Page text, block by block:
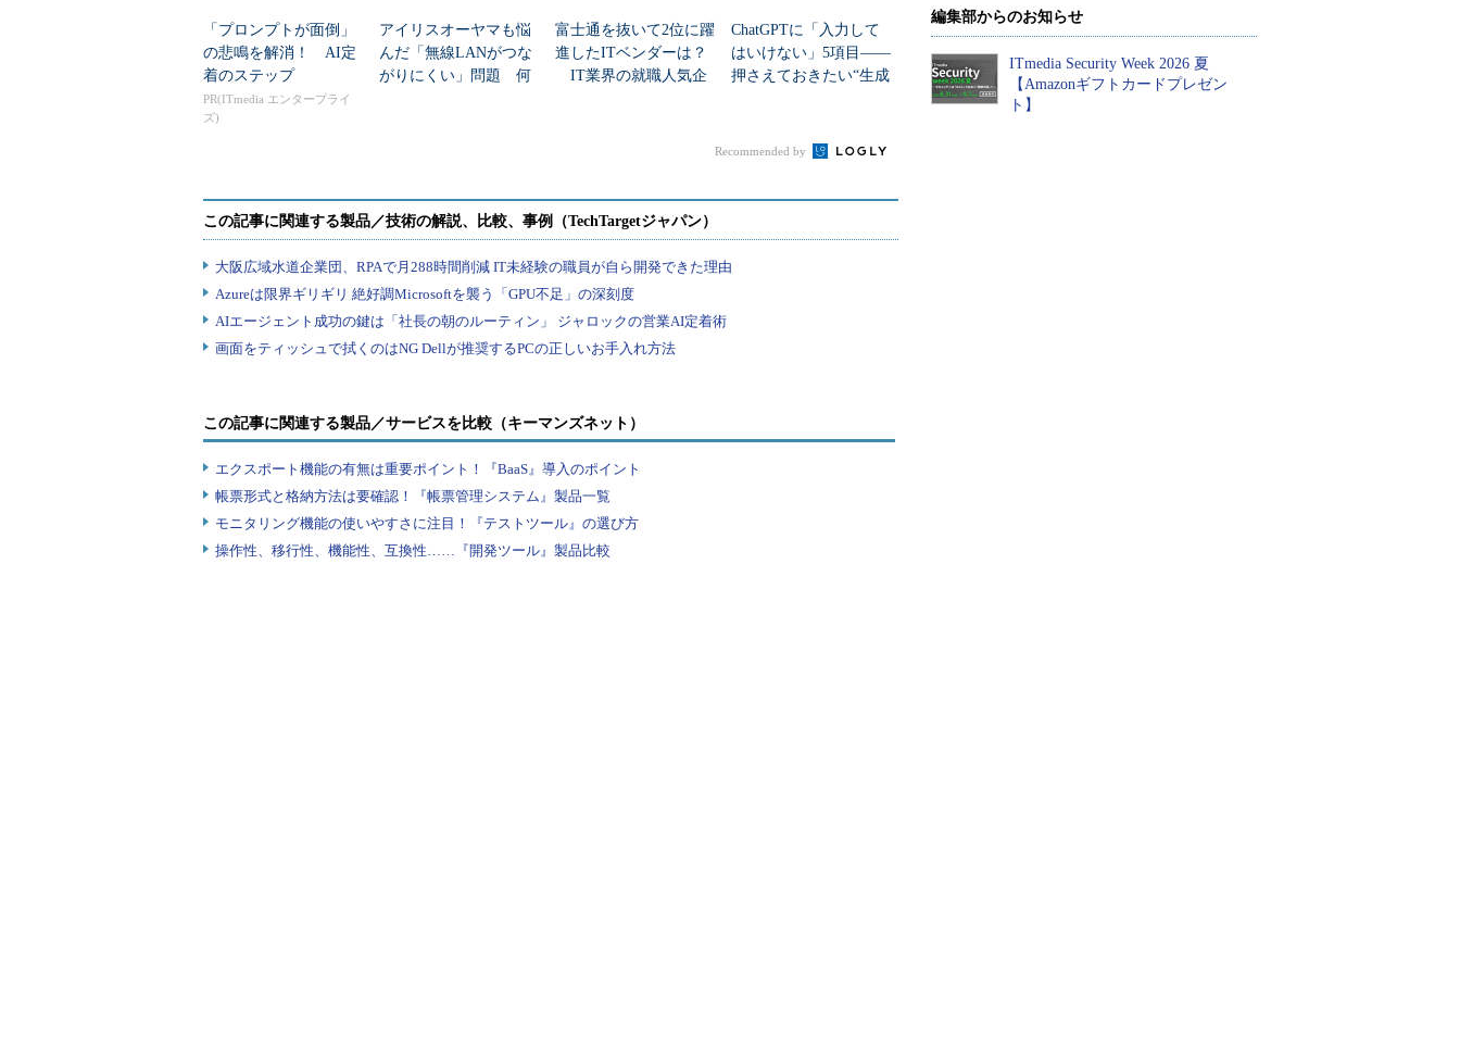
「プロンプトが面倒」
の悲鳴を解消！ AI定
着のステップ
PR(ITmedia エンタープライ
ズ)
アイリスオーヤマも悩
んだ「無線LANがつな
がりにくい」問題 何
富士通を抜いて2位に躍
進したITベンダーは？
IT業界の就職人気企
ChatGPTに「入力して
はいけない」5項目――
押さえておきたい“生成
Recommended by
この記事に関連する製品／サービスを比較（キーマンズネット）
エクスポート機能の有無は重要ポイント！『BaaS』導入のポイント
帳票形式と格納方法は要確認！『帳票管理システム』製品一覧
モニタリング機能の使いやすさに注目！『テストツール』の選び方
操作性、移行性、機能性、互換性……『開発ツール』製品比較
編集部からのお知らせ
ITmedia Security Week 2026 夏
【Amazonギフトカードプレゼン
ト】